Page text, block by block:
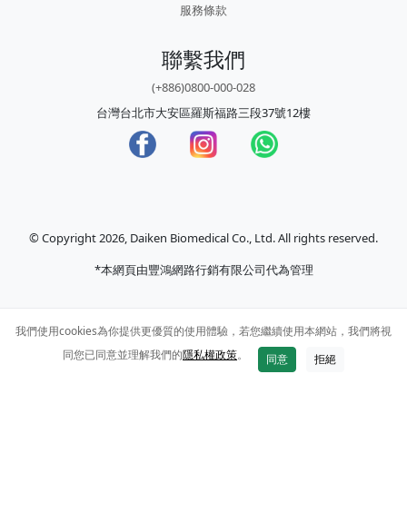
服務條款
聯繫我們
(+886)0800-000-028
台灣台北市大安區羅斯福路三段37號12樓
© Copyright 2026, Daiken Biomedical Co., Ltd. All rights reserved.
*本網頁由豐鴻網路行銷有限公司代為管理
我們使用cookies為你提供更優質的使用體驗，若您繼續使用本網站，我們將視
同您已同意並理解我們的隱私權政策。 同意 拒絕